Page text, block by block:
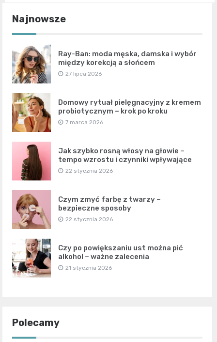
Najnowsze
Ray-Ban: moda męska, damska i wybór
między korekcją a słońcem
27 lipca 2026
Domowy rytuał pielęgnacyjny z kremem
probiotycznym – krok po kroku
7 marca 2026
Jak szybko rosną włosy na głowie –
tempo wzrostu i czynniki wpływające
22 stycznia 2026
Czym zmyć farbę z twarzy –
bezpieczne sposoby
22 stycznia 2026
Czy po powiększaniu ust można pić
alkohol – ważne zalecenia
21 stycznia 2026
Polecamy